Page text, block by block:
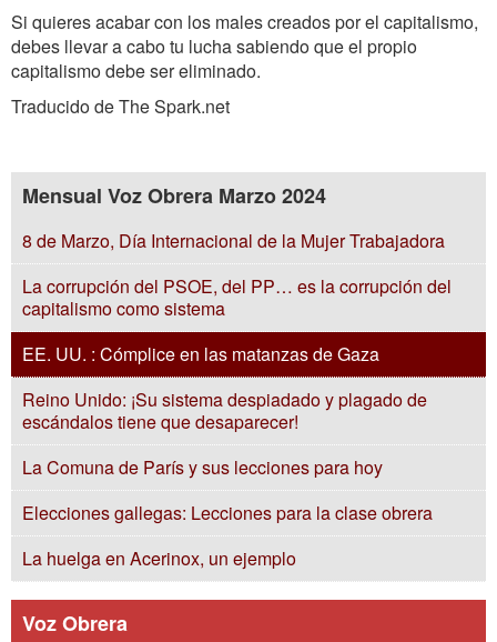
Si quieres acabar con los males creados por el capitalismo,
debes llevar a cabo tu lucha sabiendo que el propio
capitalismo debe ser eliminado.
Traducido de The Spark.net
Mensual Voz Obrera Marzo 2024
8 de Marzo, Día Internacional de la Mujer Trabajadora
La corrupción del PSOE, del PP… es la corrupción del
capitalismo como sistema
EE. UU. : Cómplice en las matanzas de Gaza
Reino Unido: ¡Su sistema despiadado y plagado de
escándalos tiene que desaparecer!
La Comuna de París y sus lecciones para hoy
Elecciones gallegas: Lecciones para la clase obrera
La huelga en Acerinox, un ejemplo
Voz Obrera